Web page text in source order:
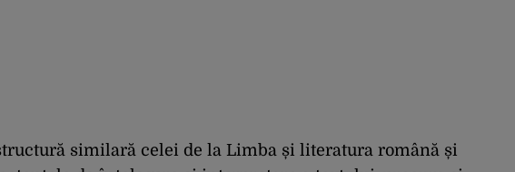
similară celei de la Limba și literatura română și